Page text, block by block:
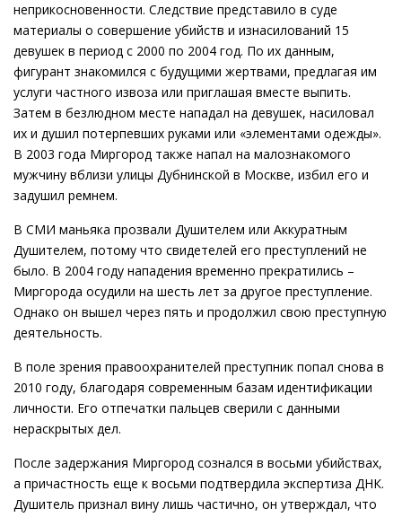
неприкосновенности. Следствие представило в суде
материалы о совершение убийств и изнасилований 15
девушек в период с 2000 по 2004 год. По их данным,
фигурант знакомился с будущими жертвами, предлагая им
услуги частного извоза или приглашая вместе выпить.
Затем в безлюдном месте нападал на девушек, насиловал
их и душил потерпевших руками или «элементами одежды».
В 2003 года Миргород также напал на малознакомого
мужчину вблизи улицы Дубнинской в Москве, избил его и
задушил ремнем.
В СМИ маньяка прозвали Душителем или Аккуратным
Душителем, потому что свидетелей его преступлений не
было. В 2004 году нападения временно прекратились –
Миргорода осудили на шесть лет за другое преступление.
Однако он вышел через пять и продолжил свою преступную
деятельность.
В поле зрения правоохранителей преступник попал снова в
2010 году, благодаря современным базам идентификации
личности. Его отпечатки пальцев сверили с данными
нераскрытых дел.
После задержания Миргород сознался в восьми убийствах,
а причастность еще к восьми подтвердила экспертиза ДНК.
Душитель признал вину лишь частично, он утверждал, что